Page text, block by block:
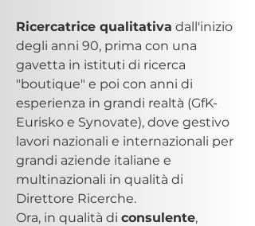
Ricercatrice qualitativa dall'inizio
degli anni 90, prima con una
gavetta in istituti di ricerca
"boutique" e poi con anni di
esperienza in grandi realtà (GfK-
Eurisko e Synovate), dove gestivo
lavori nazionali e internazionali per
grandi aziende italiane e
multinazionali in qualità di
Direttore Ricerche.
Ora, in qualità di consulente,